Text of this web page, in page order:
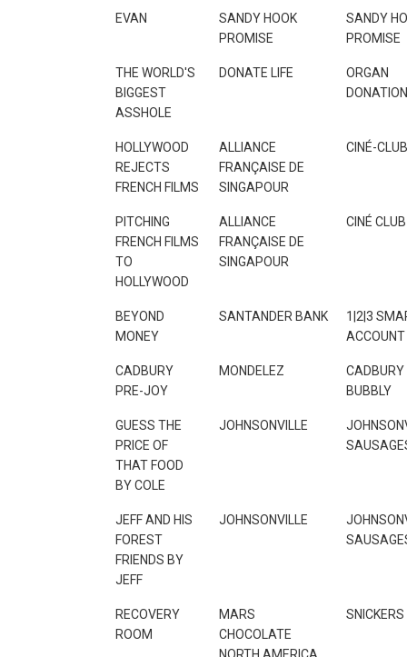
EVAN
SANDY HOOK
PROMISE
SANDY
PROMISE
THE WORLD'S
BIGGEST
ASSHOLE
DONATE LIFE
ORGAN
DONATION
HOLLYWOOD
REJECTS
FRENCH FILMS
ALLIANCE
FRANÇAISE DE
SINGAPOUR
CINÉ-CLUB
PITCHING
FRENCH FILMS
TO
HOLLYWOOD
ALLIANCE
FRANÇAISE DE
SINGAPOUR
CINÉ CLUB
BEYOND
MONEY
SANTANDER BANK
1|2|3
ACCOUNT
CADBURY
PRE-JOY
MONDELEZ
CADBURY
BUBBLY
GUESS THE
PRICE OF
THAT FOOD
BY COLE
JOHNSONVILLE
JEFF AND HIS
FOREST
FRIENDS BY
JEFF
JOHNSONVILLE
RECOVERY
ROOM
MARS
CHOCOLATE
SNICKERS